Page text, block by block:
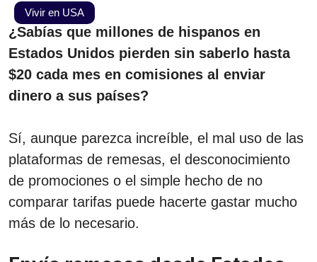
Vivir en USA
¿Sabías que millones de hispanos en
Estados Unidos pierden sin saberlo hasta
$20 cada mes en comisiones al enviar
dinero a sus países?
Sí, aunque parezca increíble, el mal uso de las
plataformas de remesas, el desconocimiento
de promociones o el simple hecho de no
comparar tarifas puede hacerte gastar mucho
más de lo necesario.